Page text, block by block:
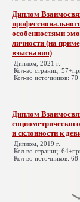
Диплом
особенностями
личности (на
взыскания)
Диплом, 2021 г.
Кол-во страниц:
Кол-во источников: 70
Диплом
и склонности к
Диплом, 2019 г.
Кол-во страниц:
Кол-во источников: 68